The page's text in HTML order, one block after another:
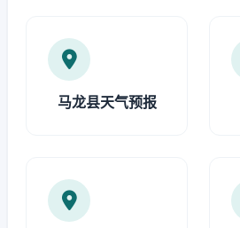
马龙县天气预报